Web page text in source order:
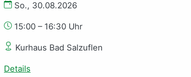
So., 30.08.2026
15:00 – 16:30 Uhr
Kurhaus Bad Salzuflen
Details